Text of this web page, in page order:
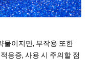
물이지만, 부작용 또한
응증, 사용 시 주의할 점